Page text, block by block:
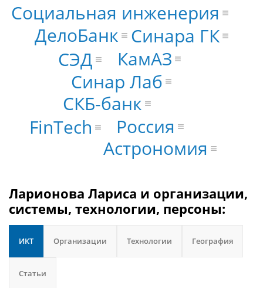
Синар Лаб
КамАЗ
СКБ-банк
Синара ГК
ДелоБанк
СЭД
FinTech Россия
Социальная инженерия
Астрономия
Ларионова Лариса и организации,
системы, технологии, персоны:
ИКТ Организации Технологии География
Статьи